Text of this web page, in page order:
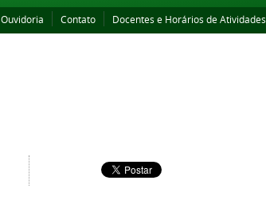
Ouvidoria Contato Docentes e Horários de Atividades